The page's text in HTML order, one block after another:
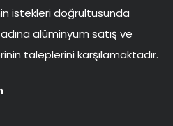
istekleri doğrultusunda
alüminyum satış ve
taleplerini karşılamaktadır.